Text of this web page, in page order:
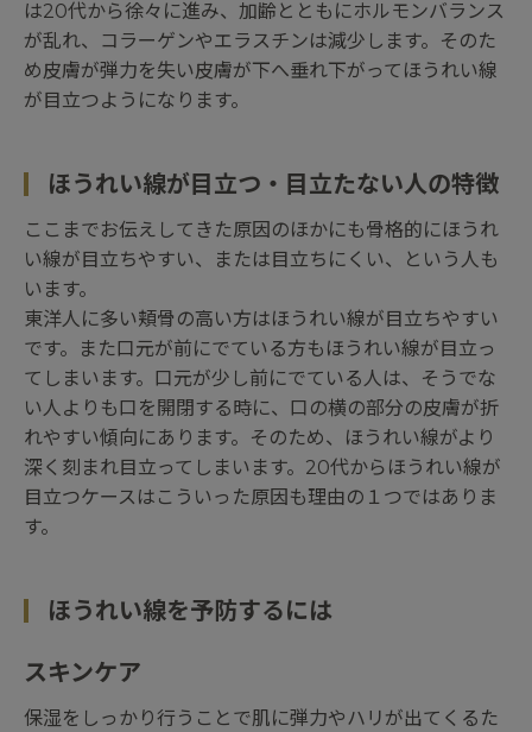
は20代から徐々に進み、加齢とともにホルモンバランス
が乱れ、コラーゲンやエラスチンは減少します。そのた
め皮膚が弾力を失い皮膚が下へ垂れ下がってほうれい線
が目立つようになります。
ほうれい線が目立つ・目立たない人の特徴
ここまでお伝えしてきた原因のほかにも骨格的にほうれ
い線が目立ちやすい、または目立ちにくい、という人も
います。
東洋人に多い頬骨の高い方はほうれい線が目立ちやすい
です。また口元が前にでている方もほうれい線が目立っ
てしまいます。口元が少し前にでている人は、そうでな
い人よりも口を開閉する時に、口の横の部分の皮膚が折
れやすい傾向にあります。そのため、ほうれい線がより
深く刻まれ目立ってしまいます。20代からほうれい線が
目立つケースはこういった原因も理由の１つではありま
す。
ほうれい線を予防するには
スキンケア
保湿をしっかり行うことで肌に弾力やハリが出てくるた